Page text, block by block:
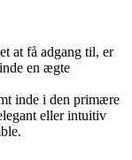
at få adgang til, er
en ægte
inde i den primære
eller intuitiv